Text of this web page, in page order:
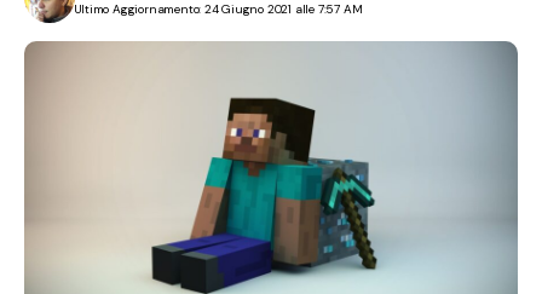
Ultimo Aggiornamento: 24 Giugno 2021 alle 7:57 AM